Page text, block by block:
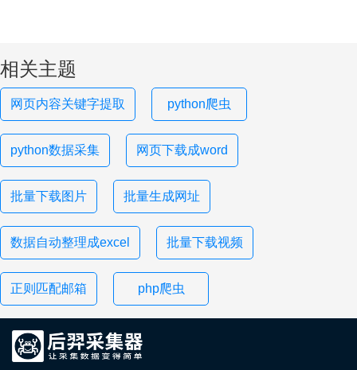
相关主题
网页内容关键字提取 python爬虫
python数据采集 网页下载成word
批量下载图片 批量生成网址
数据自动整理成excel 批量下载视频
正则匹配邮箱 php爬虫